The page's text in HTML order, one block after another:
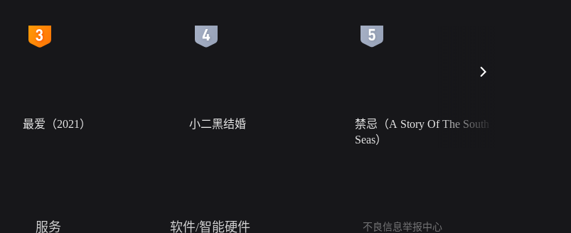
最爱（2021） 小二黑结婚
禁忌（A Story Of The South
Seas）
服务 软件/智能硬件
不良信息举报中心